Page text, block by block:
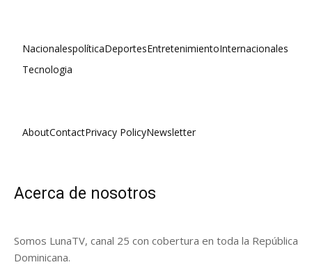
NacionalespolíticaDeportesEntretenimientoInternacionales
Tecnologia
AboutContactPrivacy PolicyNewsletter
Acerca de nosotros
Somos LunaTV, canal 25 con cobertura en toda la República
Dominicana.